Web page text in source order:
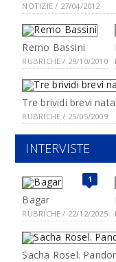
NOTIZIE / 27/04/2012
Remo Bassini
RUBRICHE / 29/10/2010
Tre brividi brevi
RUBRICHE / 25/05/2009
INTERVISTE
1
Bagar
RUBRICHE / 22/12/2025
Sacha Rosel.